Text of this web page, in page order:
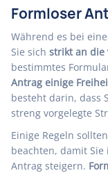
Formloser
Während es bei
Sie sich strikt an die
bestimmtes
Antrag einige
besteht darin, dass
streng vorgelegte
Einige Regeln
beachten, damit
Antrag steigern.